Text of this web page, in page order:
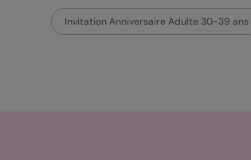
Invitation Anniversaire Adulte 30-39 ans